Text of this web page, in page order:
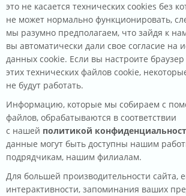
это не касается технических cookies без
не может нормально функционировать,
мы разумно предполагаем, что зайдя к
вы автоматически дали свое согласие на
данных cookie. Если вы настроите
этих технических файлов cookie,
не будут работать.
Информацию, которые мы собираем с
файлов, обрабатываются в соответствии
с нашей политикой
данные могут быть доступны нашим
подрядчикам, нашим филиалам.
Для большей производительности сайта,
интерактивности, запоминания ваших